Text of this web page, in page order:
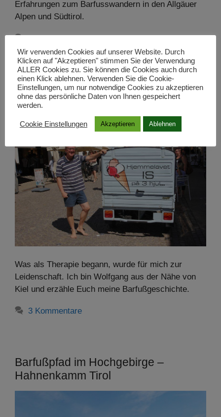
Erfahrungen zum Barfusswandern in den Allgäuer
Alpen und Südtirol.
8 Kommentare
Zwischen Etikette und Freiheit:
Barfuß Golfen an der Ostsee
Was als Therapie begann, wurde für mich zur
Leidenschaft. Ich bin Wolfgang aus der Nähe von
Kiel und erzähle Euch meine Barfußgeschichte.
3 Kommentare
Barfußpfad im Hochgebirge –
Hahnenkamm Tirol
Wir verwenden Cookies auf unserer Website. Durch
Klicken auf "Akzeptieren" stimmen Sie der Verwendung
ALLER Cookies zu. Sie können die Cookies auch durch
einen Klick ablehnen. Verwenden Sie die Cookie-
Einstellungen, um nur notwendige Cookies zu akzeptieren
ohne das persönliche Daten von Ihnen gespeichert
werden.
Cookie Einstellungen Akzeptieren Ablehnen